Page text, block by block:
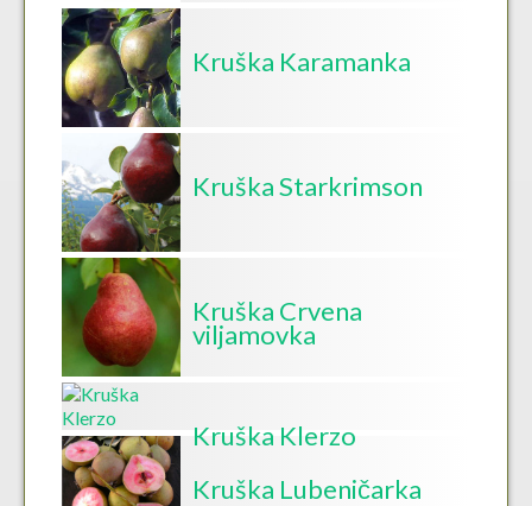
Kruška Karamanka
Kruška Starkrimson
Kruška Crvena
viljamovka
Kruška Klerzo
Kruška Lubeničarka